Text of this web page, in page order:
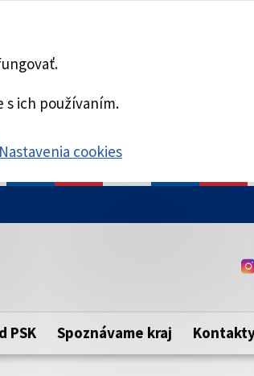
s ich používaním.
Nastavenia cookies
Táto stránka je
zabezpečenú webovú
https:// pred názvom
PSK Spoznávame kraj